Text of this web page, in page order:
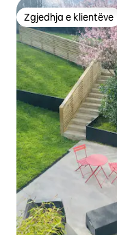
Zgjedhja e klientëve
Zgjedhja e klientëve